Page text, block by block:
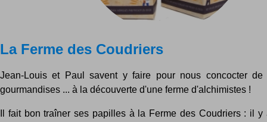
La Ferme des Coudriers
Jean-Louis et Paul savent y faire pour nous concocter de
gourmandises ... à la découverte d'une ferme d'alchimistes !
Il fait bon traîner ses papilles à la Ferme des Coudriers : il y